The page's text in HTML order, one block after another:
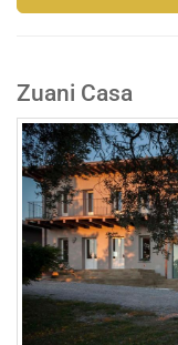
Zuani Casa